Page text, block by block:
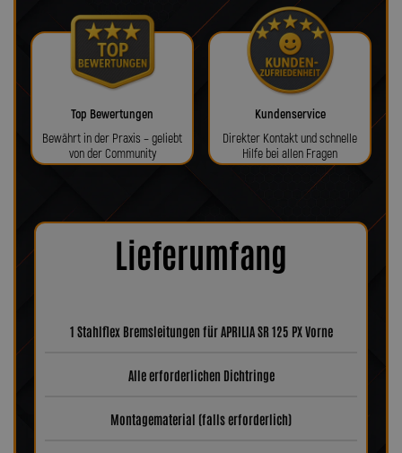
Top Bewertungen
Bewährt in der Praxis – geliebt
von der Community
Kundenservice
Direkter Kontakt und schnelle
Hilfe bei allen Fragen
Lieferumfang
1 Stahlflex Bremsleitungen für APRILIA SR 125 PX Vorne
Alle erforderlichen Dichtringe
Montagematerial (falls erforderlich)